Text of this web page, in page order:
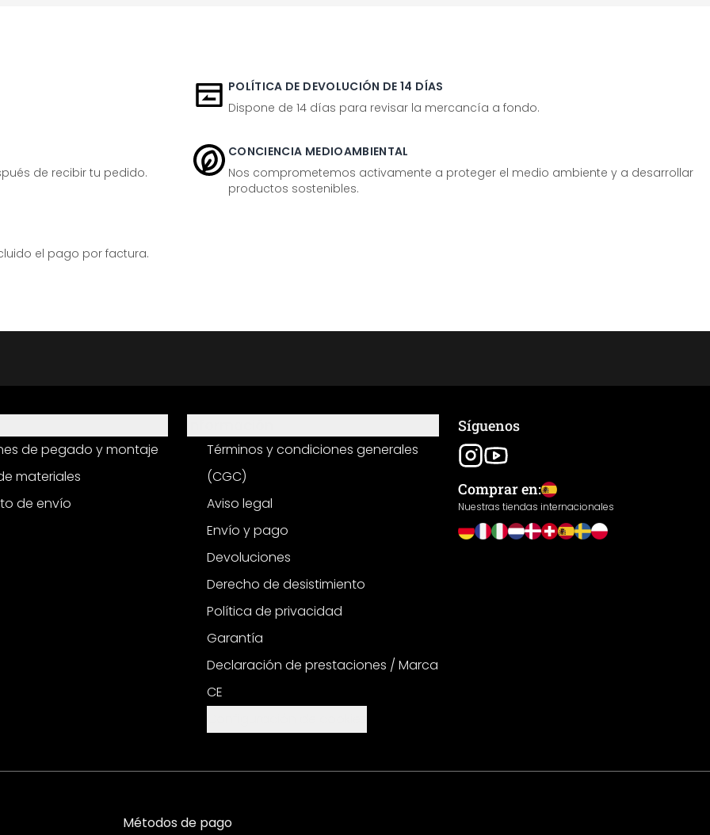
POLÍTICA DE DEVOLUCIÓN DE 14 DÍAS
Dispone de 14 días para revisar la mercancía a fondo.
de recibir tu pedido.
CONCIENCIA MEDIOAMBIENTAL
Nos comprometemos activamente a proteger el medio ambiente y a desarrollar
productos sostenibles.
el pago por factura.
de pegado y montaje
materiales
de envío
Términos y condiciones generales
(CGC)
Aviso legal
Envío y pago
Devoluciones
Derecho de desistimiento
Política de privacidad
Garantía
Declaración de prestaciones / Marca
CE
Síguenos
Comprar en:
Nuestras tiendas internacionales
Métodos de pago